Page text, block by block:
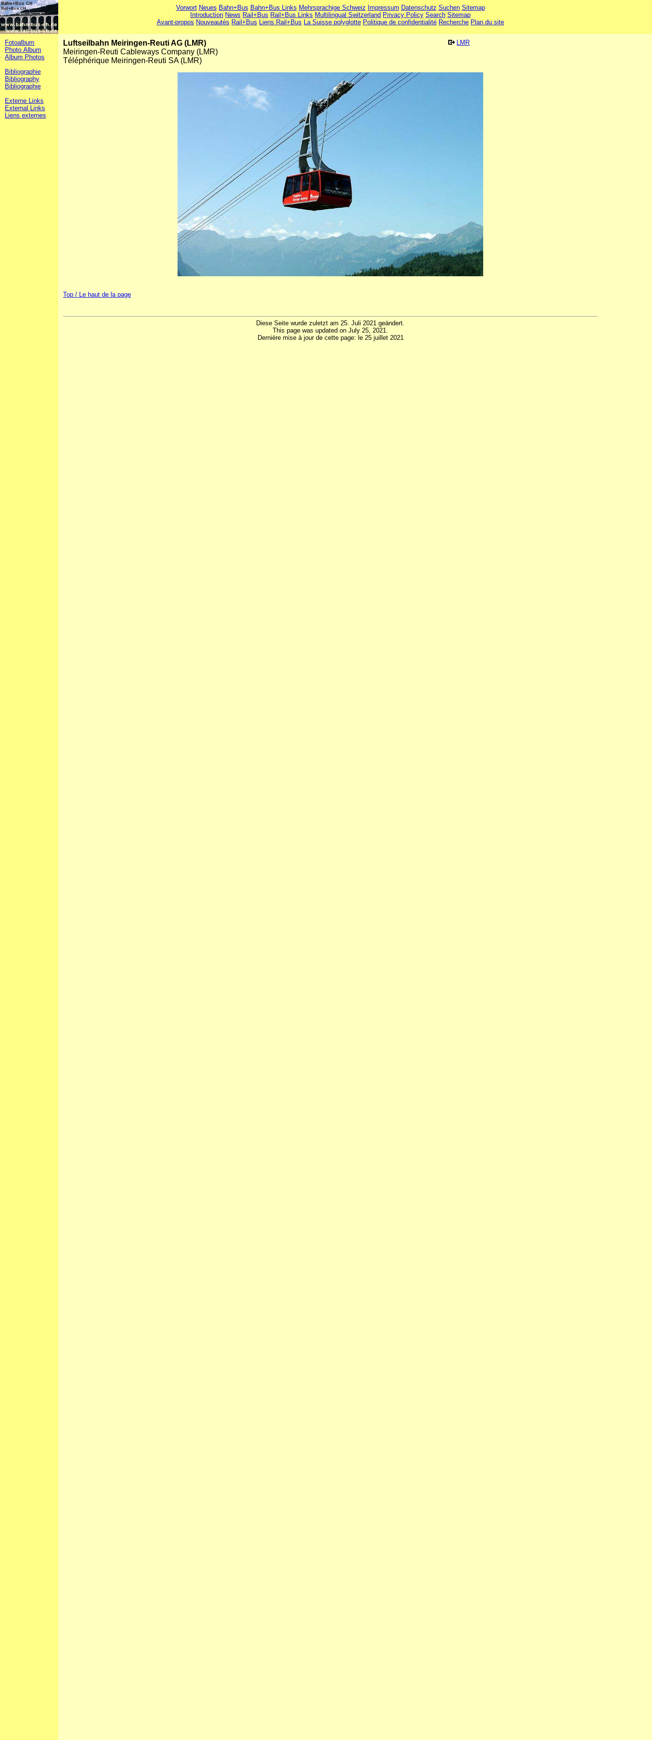
Vorwort Neues Bahn+Bus Bahn+Bus Links Mehrsprachige Schweiz Impressum Datenschutz Suchen Sitemap
Introduction News Rail+Bus Rail+Bus Links Multilingual Switzerland Privacy Policy Search Sitemap
Avant-propos Nouveautés Rail+Bus Liens Rail+Bus La Suisse polyglotte Politique de confidentialité Recherche Plan du site
Fotoalbum
Photo Album
Album Photos
Bibliographie
Bibliography
Bibliographie
Externe Links
External Links
Liens externes
Luftseilbahn Meiringen-Reuti AG (LMR)
Meiringen-Reuti Cableways Company (LMR)
Téléphérique Meiringen-Reuti SA (LMR)
LMR
Top / Le haut de la page
Diese Seite wurde zuletzt am 25. Juli 2021 geändert.
This page was updated on July 25, 2021.
Dernière mise à jour de cette page: le 25 juillet 2021